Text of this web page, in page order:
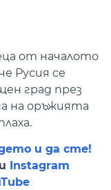
от началото
Русия се
град през
на оръжията
и да сте!
и
Instagram